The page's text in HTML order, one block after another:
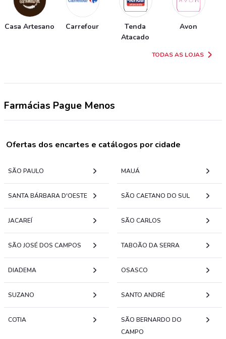
Casa Artesano Carrefour
Tenda
Atacado
Avon
TODAS AS LOJAS
Farmácias Pague Menos
Ofertas dos encartes e catálogos por cidade
SÃO PAULO MAUÁ
SANTA BÁRBARA D'OESTE SÃO CAETANO DO SUL
JACAREÍ SÃO CARLOS
SÃO JOSÉ DOS CAMPOS TABOÃO DA SERRA
DIADEMA OSASCO
SUZANO SANTO ANDRÉ
COTIA
SÃO BERNARDO DO
CAMPO